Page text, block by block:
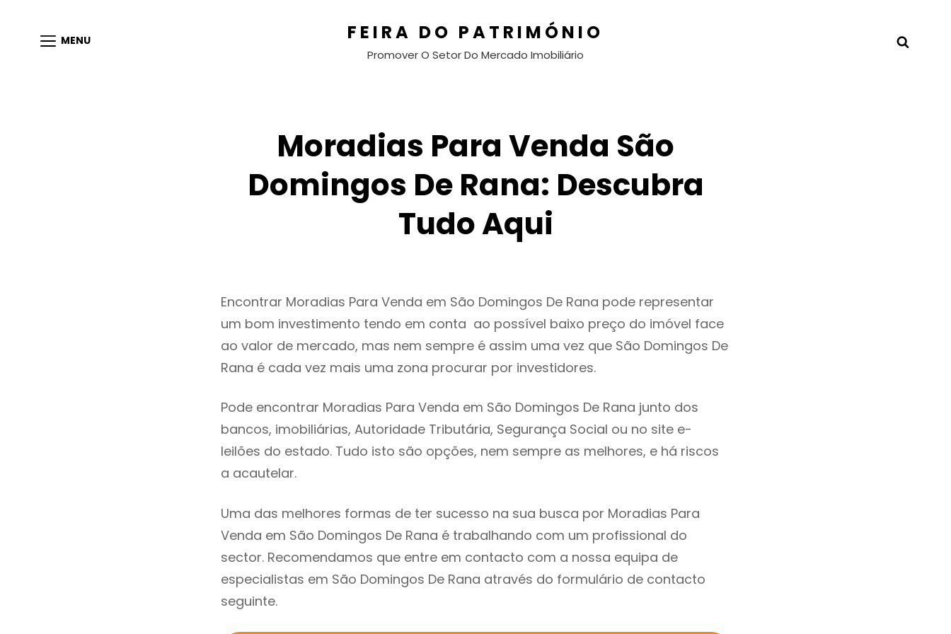
MENU FEIRA DO PATRIMÓNIO
Promover O Setor Do Mercado Imobiliário
Moradias Para Venda São
Domingos De Rana: Descubra
Tudo Aqui
Encontrar Moradias Para Venda em São Domingos De Rana pode representar
um bom investimento tendo em conta ao possível baixo preço do imóvel face
ao valor de mercado, mas nem sempre é assim uma vez que São Domingos De
Rana é cada vez mais uma zona procurar por investidores.
Pode encontrar Moradias Para Venda em São Domingos De Rana junto dos
bancos, imobiliárias, Autoridade Tributária, Segurança Social ou no site e-
leilões do estado. Tudo isto são opções, nem sempre as melhores, e há riscos
a acautelar.
Uma das melhores formas de ter sucesso na sua busca por Moradias Para
Venda em São Domingos De Rana é trabalhando com um profissional do
sector. Recomendamos que entre em contacto com a nossa equipa de
especialistas em São Domingos De Rana através do formulário de contacto
seguinte.